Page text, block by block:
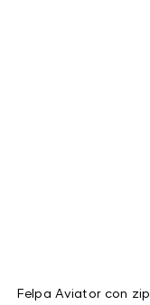
Felpa Aviator con zip